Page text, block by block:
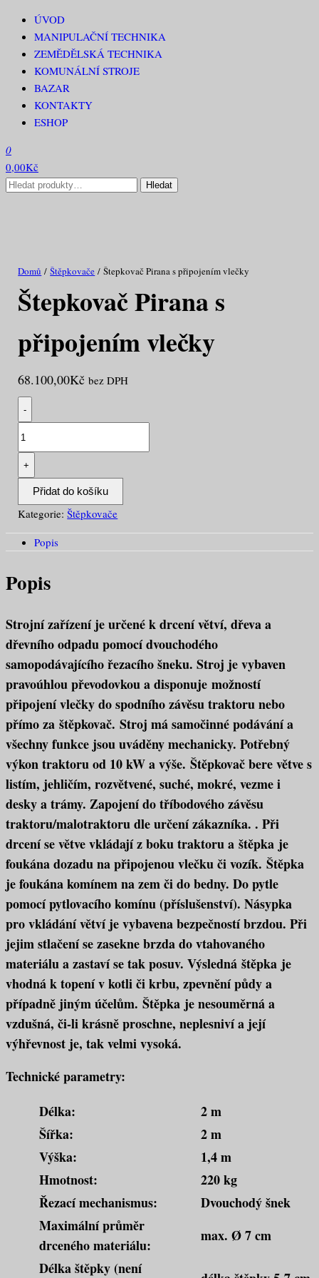
Přeskočit
obsah
RECAR PROFI
ÚVOD
MANIPULAČNÍ TECHNIKA
ZEMĚDĚLSKÁ TECHNIKA
KOMUNÁLNÍ STROJE
BAZAR
KONTAKTY
ESHOP
0
0,00Kč
Hledat:
Hledat
Domů /Štěpkovače / Štepkovač Pirana s připojením vlečky
Štepkovač Pirana s
připojením vlečky
68.100,00Kč bez DPH
-
Štepkovač
připojením
vlečky
množství
+
Přidat do košíku
Kategorie:Štěpkovače
Popis
Popis
Strojní zařízení je určené k drcení větví, dřeva a
dřevního odpadu pomocí dvouchodého
samopodávajícího řezacího šneku. Stroj je vybaven
pravoúhlou převodovkou a disponuje možností
připojení vlečky do spodního závěsu traktoru nebo
přímo za štěpkovač. Stroj má samočinné podávání a
všechny funkce jsou uváděny mechanicky. Potřebný
výkon traktoru od 10 kW a výše. Štěpkovač bere větve s
listím, jehličím, rozvětvené, suché, mokré, vezme i
desky a trámy. Zapojení do tříbodového závěsu
traktoru/malotraktoru dle určení zákazníka. . Při
drcení se větve vkládají z boku traktoru a štěpka je
foukána dozadu na připojenou vlečku či vozík. Štěpka
je foukána komínem na zem či do bedny. Do pytle
pomocí pytlovacího komínu (příslušenství). Násypka
pro vkládání větví je vybavena bezpečností brzdou. Při
jejim stlačení se zasekne brzda do vtahovaného
materiálu a zastaví se tak posuv. Výsledná štěpka je
vhodná k topení v kotli či krbu, zpevnění půdy a
případně jiným účelům. Štěpka je nesouměrná a
vzdušná, či-li krásně proschne, neplesniví a její
výhřevnost je, tak velmi vysoká.
Technické parametry:
Délka:
2 m
Šířka:
2 m
Výška:
1,4 m
Hmotnost:
220 kg
Řezací mechanismus:
Dvouchodý šnek
Maximální průměr
drceného materiálu:
max. Ø 7 cm
Délka štěpky (není